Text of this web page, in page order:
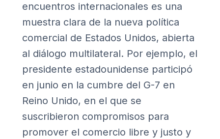
encuentros internacionales es una
muestra clara de la nueva política
comercial de Estados Unidos, abierta
al diálogo multilateral. Por ejemplo, el
presidente estadounidense participó
en junio en la cumbre del G-7 en
Reino Unido, en el que se
suscribieron compromisos para
promover el comercio libre y justo y